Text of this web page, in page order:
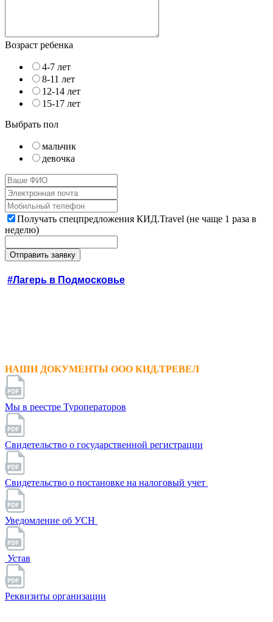
Возраст ребенка
4-7 лет
8-11 лет
12-14 лет
15-17 лет
Выбрать пол
мальчик
девочка
Получать спецпредложения КИД.Travel (не чаще 1 раза в
неделю)
#Лагерь в Подмосковье
НАШИ ДОКУМЕНТЫ ООО КИД.ТРЕВЕЛ
Мы в реестре Туроператоров
Свидетельство о государственной регистрации
Свидетельство о постановке на налоговый учет
Уведомление об УСН
Устав
Реквизиты организации